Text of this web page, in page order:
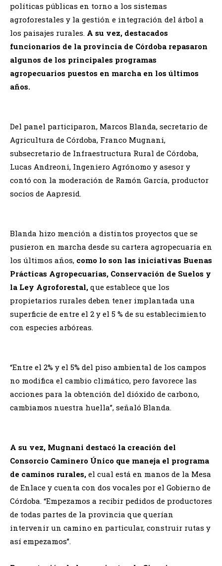
políticas públicas en torno a los sistemas
agroforestales y la gestión e integración del árbol a
los paisajes rurales. A su vez, destacados
funcionarios de la provincia de Córdoba repasaron
algunos de los principales programas
agropecuarios puestos en marcha en los últimos
años.
Del panel participaron, Marcos Blanda, secretario de
Agricultura de Córdoba, Franco Mugnani,
subsecretario de Infraestructura Rural de Córdoba,
Lucas Andreoni, Ingeniero Agrónomo y asesor y
contó con la moderación de Ramón García, productor
socios de Aapresid.
Blanda hizo mención a distintos proyectos que se
pusieron en marcha desde su cartera agropecuaria en
los últimos años, como lo son las iniciativas Buenas
Prácticas Agropecuarias, Conservación de Suelos y
la Ley Agroforestal, que establece que los
propietarios rurales deben tener implantada una
superficie de entre el 2 y el 5 % de su establecimiento
con especies arbóreas.
“Entre el 2% y el 5% del piso ambiental de los campos
no modifica el cambio climático, pero favorece las
acciones para la obtención del dióxido de carbono,
cambiamos nuestra huella”, señaló Blanda.
A su vez, Mugnani destacó la creación del
Consorcio Caminero Único que maneja el programa
de caminos rurales, el cual está en manos de la Mesa
de Enlace y cuenta con dos vocales por el Gobierno de
Córdoba. “Empezamos a recibir pedidos de productores
de todas partes de la provincia que querían
intervenir un camino en particular, construir rutas y
así empezamos”.